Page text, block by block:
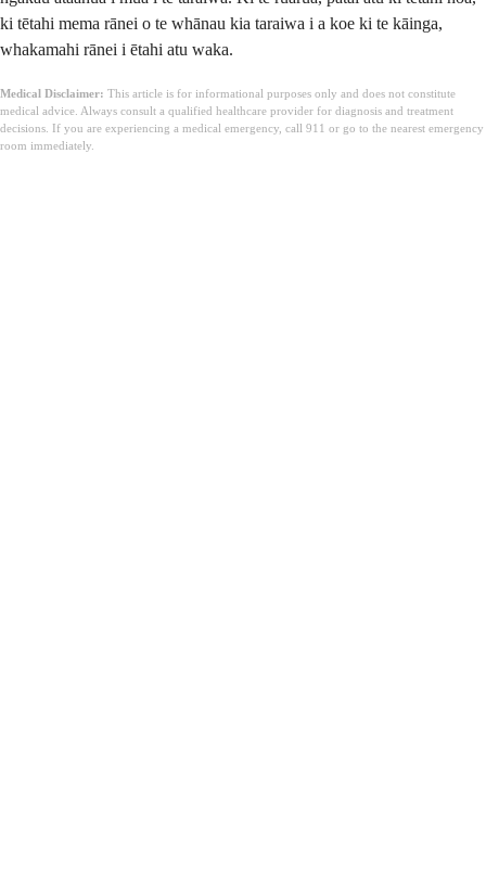
ki tētahi mema rānei o te whānau kia taraiwa i a koe ki te kāinga,
whakamahi rānei i ētahi atu waka.
Medical Disclaimer: This article is for informational purposes only and does not constitute
medical advice. Always consult a qualified healthcare provider for diagnosis and treatment
decisions. If you are experiencing a medical emergency, call 911 or go to the nearest emergency
room immediately.